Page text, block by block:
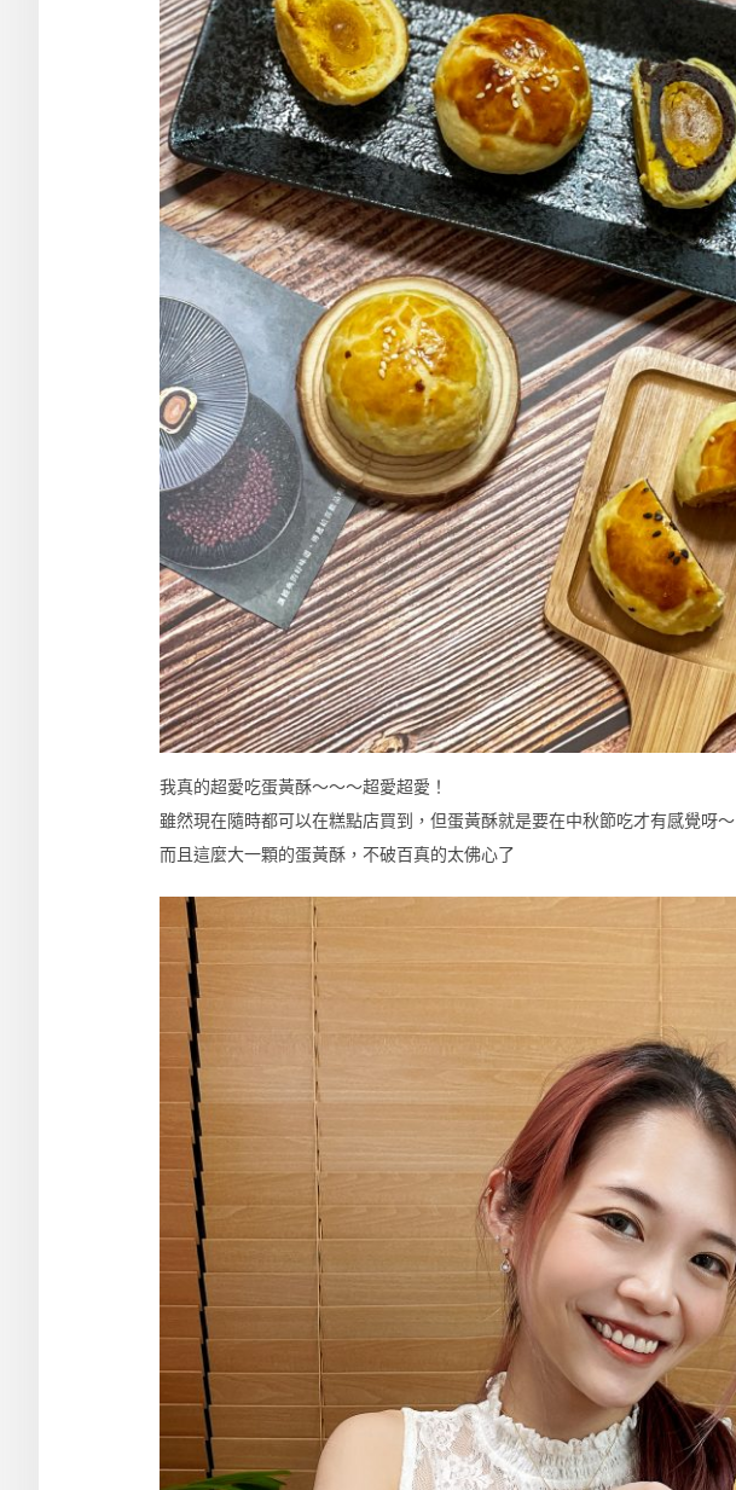
我真的超愛吃蛋黃酥～～～超愛超愛！
雖然現在隨時都可以在糕點店買到，但蛋黃酥就是要在中秋節吃才有感覺呀～
而且這麼大一顆的蛋黃酥，不破百真的太佛心了